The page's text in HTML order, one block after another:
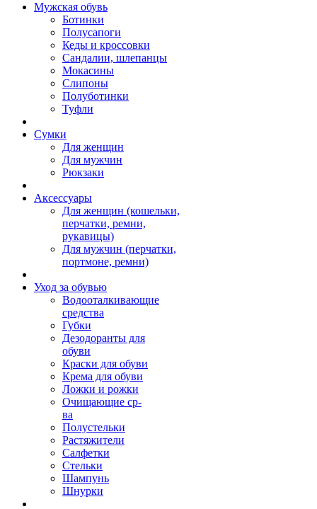
Мужская обувь
Ботинки
Полусапоги
Кеды и кроссовки
Сандалии, шлепанцы
Мокасины
Слипоны
Полуботинки
Туфли
Сумки
Для женщин
Для мужчин
Рюкзаки
Аксессуары
Для женщин (кошельки,
перчатки, ремни,
рукавицы)
Для мужчин (перчатки,
портмоне, ремни)
Уход за обувью
Водооталкивающие
средства
Губки
Дезодоранты для
обуви
Краски для обуви
Крема для обуви
Ложки и рожки
Очищающие ср-
ва
Полустельки
Растяжители
Салфетки
Стельки
Шампунь
Шнурки